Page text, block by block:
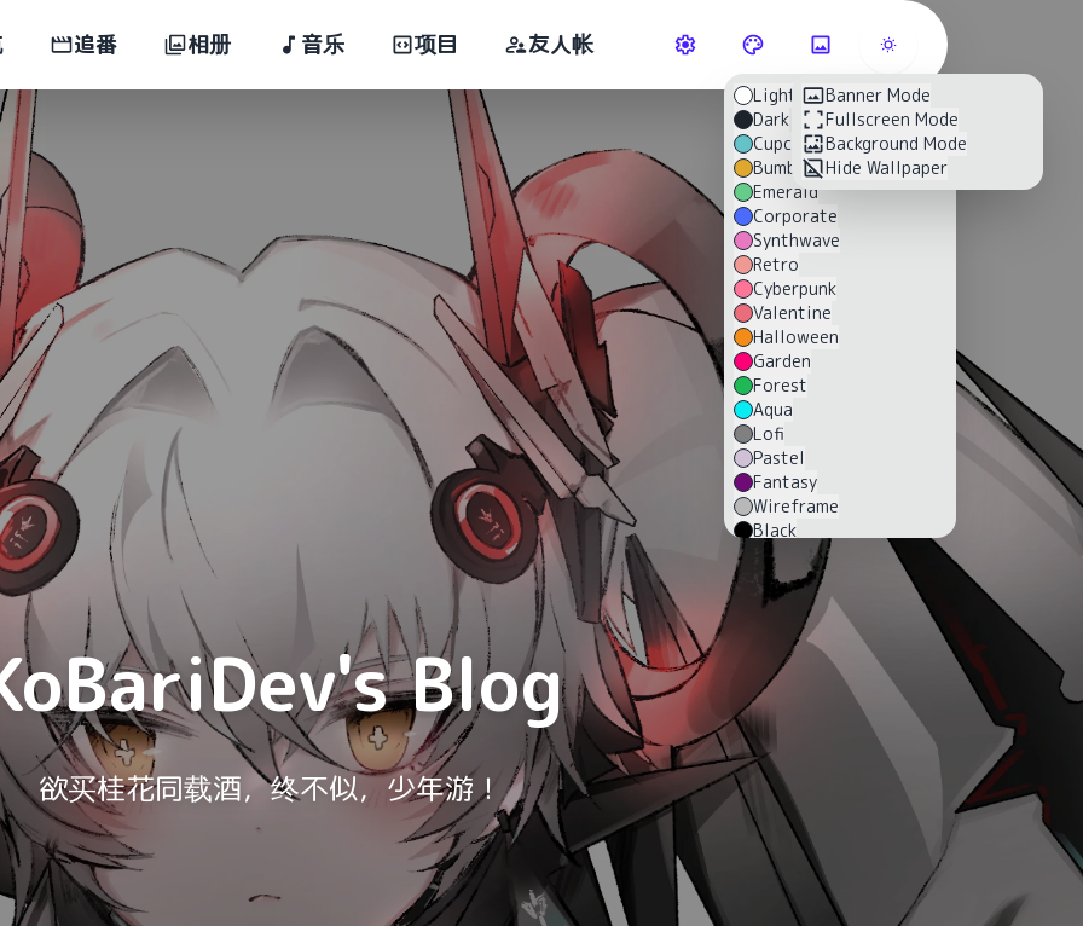
Blog
欲买桂花同载酒，终不似，少年游！
追番 相册 音乐 项目 友人帐
Light
Dark
Cupcake
Bumblebee
Emerald
Corporate
Synthwave
Retro
Cyberpunk
Valentine
Halloween
Garden
Forest
Aqua
Lofi
Pastel
Fantasy
Wireframe
Black
Luxury
Dracula
Cmyk
Autumn
Business
Acid
Lemonade
Night
Coffee
Winter
Banner Mode
Fullscreen Mode
Background Mode
Hide Wallpaper